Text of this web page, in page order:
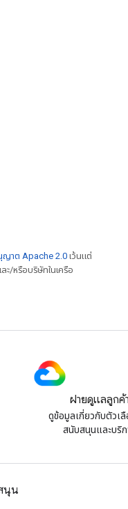
ญาต Apache 2.0เว้นแต่
ะ/หรือบริษัทในเครือ
ฝ่ายดูแลลูกค้า
ดูข้อมูลเกี่ยวกับตัวเลื
สนับสนุนและบริก
นุน